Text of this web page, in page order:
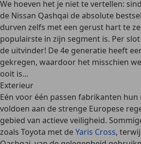
We hoeven het je niet te vertellen:
de Nissan Qashqai de absolute
durven zelfs met een gerust hart te
populairste in zijn segment is. Per
de uitvinder! De 4e generatie heeft
gekregen, waardoor het misschien
ooit is...
Exterieur
Eén voor één passen fabrikanten
voldoen aan de strenge Europese
gebied van actieve veiligheid.
zoals Toyota met deYaris Cross,